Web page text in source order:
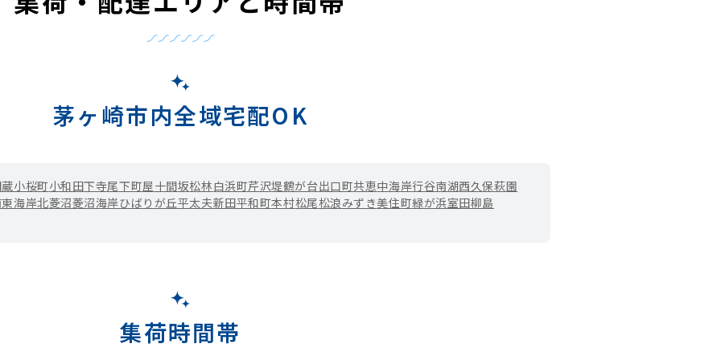
茅ヶ崎市内全域宅配OK
小桜町小和田下寺尾下町屋十間坂松林白浜町芹沢堤鶴が台出口町共恵中海岸行谷南湖西久保萩園
東海岸北菱沼菱沼海岸ひばりが丘平太夫新田平和町本村松尾松浪みずき美住町緑が浜室田柳島
集荷時間帯